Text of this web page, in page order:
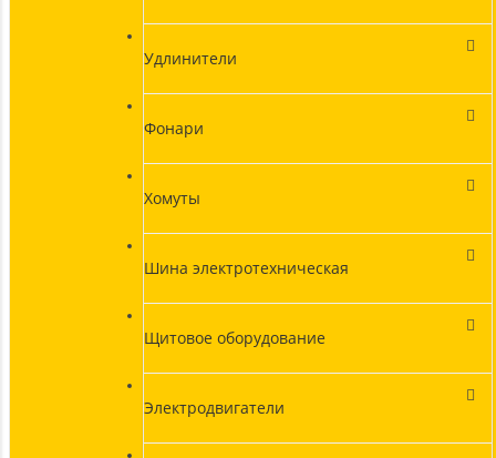
Удлинители
Фонари
Хомуты
Шина электротехническая
Щитовое оборудование
Электродвигатели